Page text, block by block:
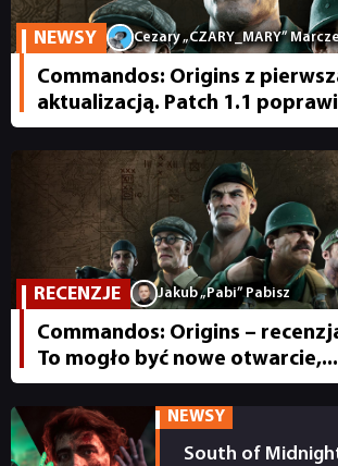
NEWSY
RECENZJE
NEWSY Cezary „CZARY_MARY”
Commandos: Origins z
aktualizacją. Patch 1.1
RECENZJE Jakub „Pabi” Pabisz
Commandos: Origins –
To mogło być nowe otwarcie,...
NEWSY
South of